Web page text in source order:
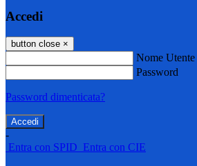
Accedi
button close ×
Nome Utente
Password
Password dimenticata?
-
Entra con SPID Entra con CIE